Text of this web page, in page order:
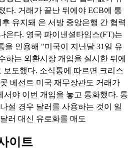
다. 거래가 끝난 뒤에야 ECB에 통
유지돼 온 서방 중앙은행 간 협력
온다. 영국 파이낸셜타임스(FT)는
을 인용해 "미국이 지난달 31일 유
하는 외환시장 개입을 실시한 뒤에
도했다. 소식통에 따르면 크리스
베선트 미국 재무장관도 거래가
서야 이번 개입을 놓고 통화했다. 통
설 경우 달러를 사용하는 것이 일
러 대신 유로화를 매도
이트